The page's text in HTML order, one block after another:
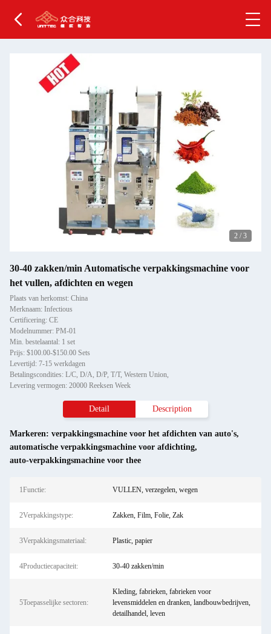
2 / 3
30-40 zakken/min Automatische verpakkingsmachine voor
het vullen, afdichten en wegen
Plaats van herkomst: China
Merknaam: Infectious
Certificering: CE
Modelnummer: PM-01
Min. bestelaantal: 1 set
Prijs: $100.00-$150.00 Sets
Levertijd: 7-15 werkdagen
Betalingscondities: L/C, D/A, D/P, T/T, Western Union,
Levering vermogen: 20000 Reeksen Week
Detail Description
Markeren: verpakkingsmachine voor het afdichten van auto's,
automatische verpakkingsmachine voor afdichting,
auto-verpakkingsmachine voor thee
1Functie: VULLEN, verzegelen, wegen
2Verpakkingstype: Zakken, Film, Folie, Zak
3Verpakkingsmateriaal: Plastic, papier
4Productiecapaciteit: 30-40 zakken/min
5Toepasselijke sectoren:
Kleding, fabrieken, fabrieken voor
levensmiddelen en dranken, landbouwbedrijven,
detailhandel, leven